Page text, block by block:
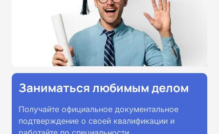
Заниматься любимым делом
Получайте официальное документальное
подтверждение о своей квалификации и